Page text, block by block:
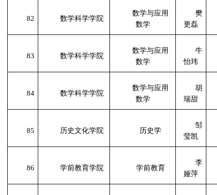
82 数学科学学院
数学与应用
数学
樊
更磊
83 数学科学学院
数学与应用
数学
牛
怡玮
84 数学科学学院
数学与应用
数学
胡
瑞甜
85 历史文化学院 历史学
邹
莹凯
86 学前教育学院 学前教育
李
娅萍